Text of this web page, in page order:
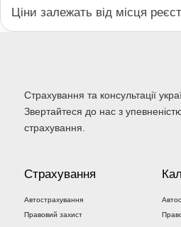
Ціни залежать від місця
Страхування та консультації
Звертайтеся до нас з
страхування.
Страхування
Автострахування
Правовий захист